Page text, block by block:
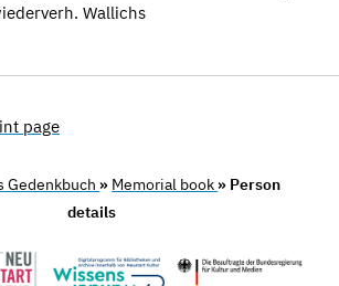
Wallichs
page
Gedenkbuch » Memorial book » Person
details